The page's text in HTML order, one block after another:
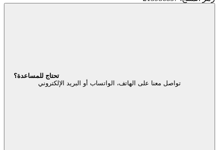
تحتاج للمساعدة؟
تواصل معنا على الهاتف، الواتساب أو البريد الإلكتروني